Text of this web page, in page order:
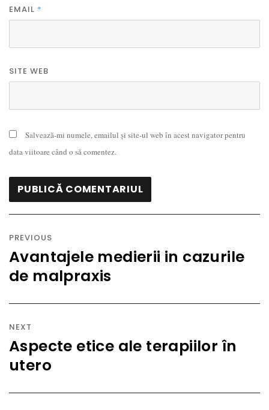
EMAIL *
SITE WEB
Salvează-mi numele, emailul și site-ul web în acest navigator pentru
data viitoare când o să comentez.
în
articole
PREVIOUS
Previous
post:
Avantajele medierii in cazurile
de malpraxis
NEXT
Next
post:
Aspecte etice ale terapiilor în
utero